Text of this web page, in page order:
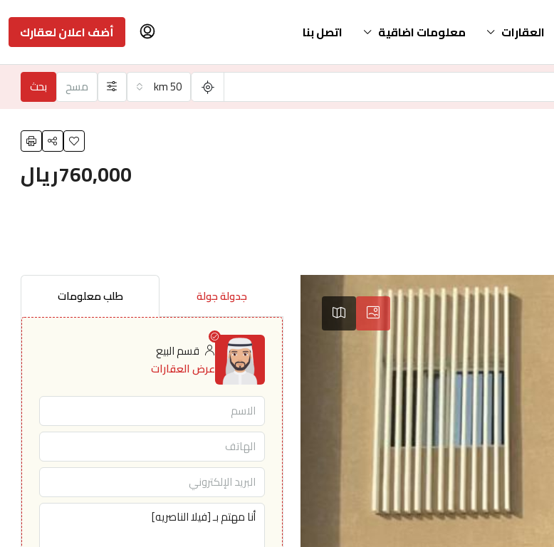
العقارات معلومات اضاقية اتصل بنا أضف اعلان لعقارك
50 km مسح بحث
760,000ريال
جدولة جولة طلب معلومات
قسم البيع
عرض العقارات